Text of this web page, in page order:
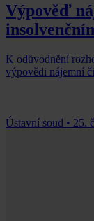
Výpověď
K odůvodnění
výpovědi nájemní
Ústavní soud • 25.